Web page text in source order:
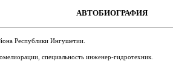
АВТОБИОГРАФИЯ
Республики Ингушетии.
специальность инженер-гидротехник.